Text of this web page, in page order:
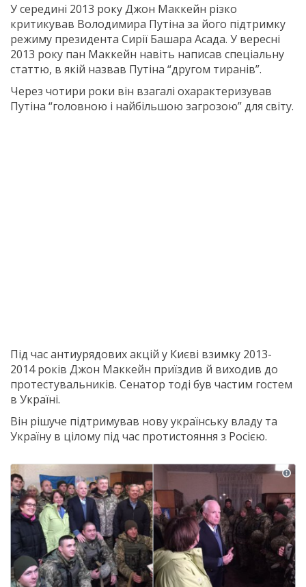
У середині 2013 року Джон Маккейн різко
критикував Володимира Путіна за його підтримку
режиму президента Сирії Башара Асада. У вересні
2013 року пан Маккейн навіть написав спеціальну
статтю, в якій назвав Путіна “другом тиранів”.
Через чотири роки він взагалі охарактеризував
Путіна “головною і найбільшою загрозою” для світу.
Під час антиурядових акцій у Києві взимку 2013-
2014 років Джон Маккейн приїздив й виходив до
протестувальників. Сенатор тоді був частим гостем
в Україні.
Він рішуче підтримував нову українську владу та
Україну в цілому під час протистояння з Росією.